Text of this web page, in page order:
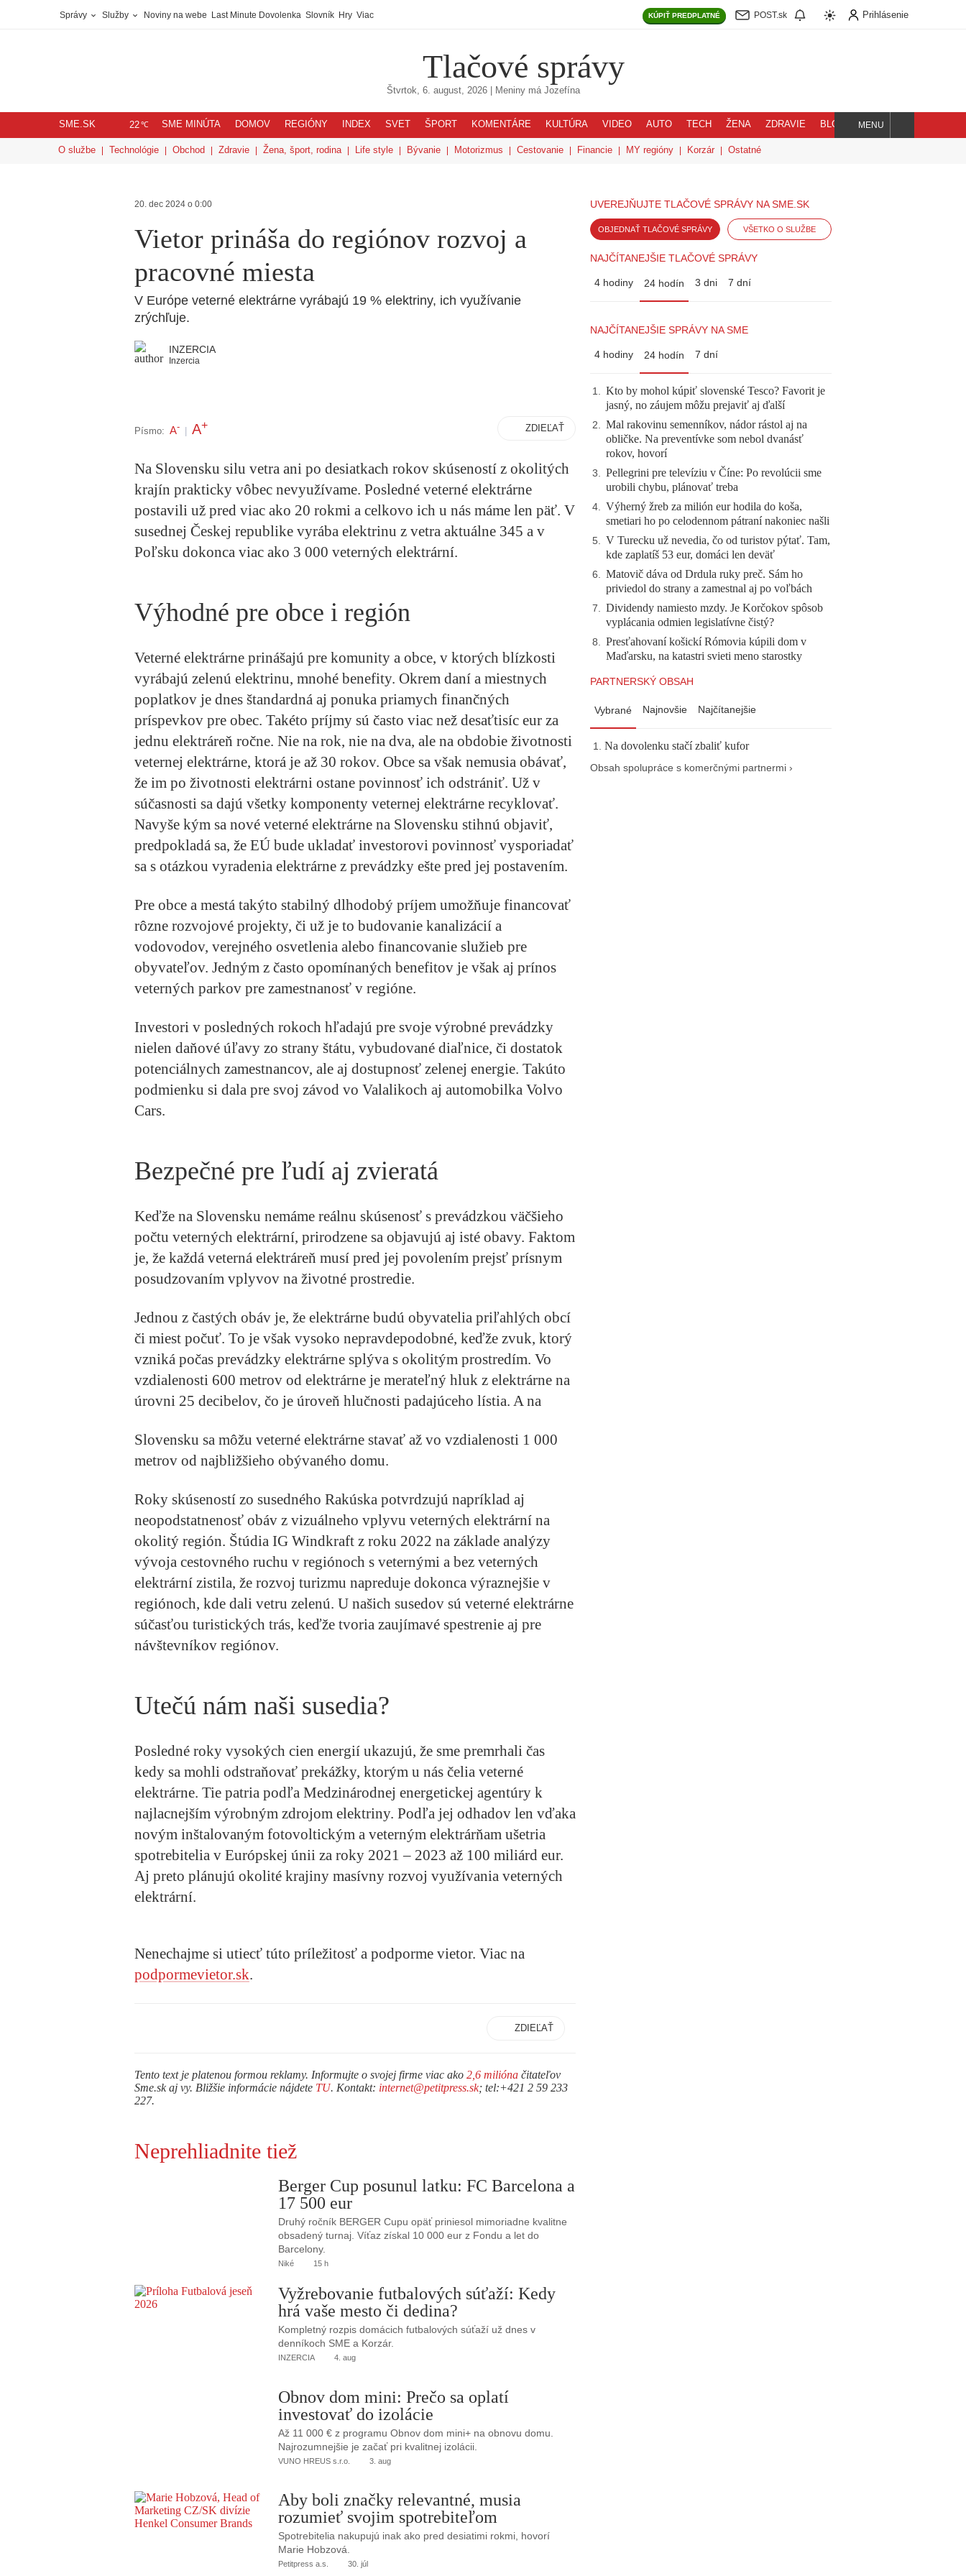
Správy Služby Noviny na webe Last Minute Dovolenka Slovník Hry Viac KÚPIŤ PREDPLATNÉ POST.sk Prihlásenie
Tlačové správy
Štvrtok, 6. august, 2026| Meniny má Jozefína
SME.SK 22℃ SME MINÚTA DOMOV REGIÓNY INDEX SVET ŠPORT KOMENTÁRE KULTÚRA VIDEO AUTO TECH ŽENA ZDRAVIE BLOG
Hľadaj
MENU
O službe Technológie Obchod Zdravie Žena, šport, rodina Life style Bývanie Motorizmus Cestovanie Financie MY regióny Korzár Ostatné
20. dec 2024 o 0:00
Vietor prináša do regiónov rozvoj a
pracovné miesta
V Európe veterné elektrárne vyrábajú 19 % elektriny, ich využívanie
zrýchľuje.
INZERCIA
Inzercia
Písmo: A- A+ ZDIEĽAŤ
Na Slovensku silu vetra ani po desiatkach rokov skúseností z okolitých
krajín prakticky vôbec nevyužívame. Posledné veterné elektrárne
postavili už pred viac ako 20 rokmi a celkovo ich u nás máme len päť. V
susednej Českej republike vyrába elektrinu z vetra aktuálne 345 a v
Poľsku dokonca viac ako 3 000 veterných elektrární.
Výhodné pre obce i región
Veterné elektrárne prinášajú pre komunity a obce, v ktorých blízkosti
vyrábajú zelenú elektrinu, mnohé benefity. Okrem daní a miestnych
poplatkov je dnes štandardná aj ponuka priamych finančných
príspevkov pre obec. Takéto príjmy sú často viac než desaťtisíc eur za
jednu elektráreň ročne. Nie na rok, nie na dva, ale na obdobie životnosti
veternej elektrárne, ktorá je až 30 rokov. Obce sa však nemusia obávať,
že im po životnosti elektrárni ostane povinnosť ich odstrániť. Už v
súčasnosti sa dajú všetky komponenty veternej elektrárne recyklovať.
Navyše kým sa nové veterné elektrárne na Slovensku stihnú objaviť,
predpokladá sa, že EÚ bude ukladať investorovi povinnosť vysporiadať
sa s otázkou vyradenia elektrárne z prevádzky ešte pred jej postavením.
Pre obce a mestá takýto stabilný dlhodobý príjem umožňuje financovať
rôzne rozvojové projekty, či už je to budovanie kanalizácií a
vodovodov, verejného osvetlenia alebo financovanie služieb pre
obyvateľov. Jedným z často opomínaných benefitov je však aj prínos
veterných parkov pre zamestnanosť v regióne.
Investori v posledných rokoch hľadajú pre svoje výrobné prevádzky
nielen daňové úľavy zo strany štátu, vybudované diaľnice, či dostatok
potenciálnych zamestnancov, ale aj dostupnosť zelenej energie. Takúto
podmienku si dala pre svoj závod vo Valalikoch aj automobilka Volvo
Cars.
Bezpečné pre ľudí aj zvieratá
Keďže na Slovensku nemáme reálnu skúsenosť s prevádzkou väčšieho
počtu veterných elektrární, prirodzene sa objavujú aj isté obavy. Faktom
je, že každá veterná elektráreň musí pred jej povolením prejsť prísnym
posudzovaním vplyvov na životné prostredie.
Jednou z častých obáv je, že elektrárne budú obyvatelia priľahlých obcí
či miest počuť. To je však vysoko nepravdepodobné, keďže zvuk, ktorý
vzniká počas prevádzky elektrárne splýva s okolitým prostredím. Vo
vzdialenosti 600 metrov od elektrárne je merateľný hluk z elektrárne na
úrovni 25 decibelov, čo je úroveň hlučnosti padajúceho lístia. A na
Slovensku sa môžu veterné elektrárne stavať až vo vzdialenosti 1 000
metrov od najbližšieho obývaného domu.
Roky skúseností zo susedného Rakúska potvrdzujú napríklad aj
neopodstatnenosť obáv z vizuálneho vplyvu veterných elektrární na
okolitý región. Štúdia IG Windkraft z roku 2022 na základe analýzy
vývoja cestovného ruchu v regiónoch s veternými a bez veterných
elektrární zistila, že rozvoj turizmu napreduje dokonca výraznejšie v
regiónoch, kde dali vetru zelenú. U našich susedov sú veterné elektrárne
súčasťou turistických trás, keďže tvoria zaujímavé spestrenie aj pre
návštevníkov regiónov.
Utečú nám naši susedia?
Posledné roky vysokých cien energií ukazujú, že sme premrhali čas
kedy sa mohli odstraňovať prekážky, ktorým u nás čelia veterné
elektrárne. Tie patria podľa Medzinárodnej energetickej agentúry k
najlacnejším výrobným zdrojom elektriny. Podľa jej odhadov len vďaka
novým inštalovaným fotovoltickým a veterným elektrárňam ušetria
spotrebitelia v Európskej únii za roky 2021 – 2023 až 100 miliárd eur.
Aj preto plánujú okolité krajiny masívny rozvoj využívania veterných
elektrární.
Nenechajme si utiecť túto príležitosť a podporme vietor. Viac na
podpormevietor.sk.
ZDIEĽAŤ
Tento text je platenou formou reklamy. Informujte o svojej firme viac ako 2,6 milióna čitateľov
Sme.sk aj vy. Bližšie informácie nájdete TU. Kontakt: internet@petitpress.sk; tel:+421 2 59 233
227.
UVEREJŇUJTE TLAČOVÉ SPRÁVY NA SME.SK
OBJEDNAŤ TLAČOVÉ SPRÁVY VŠETKO O SLUŽBE
NAJČÍTANEJŠIE TLAČOVÉ SPRÁVY
4 hodiny 24 hodín 3 dni 7 dní
NAJČÍTANEJŠIE SPRÁVY NA SME
4 hodiny 24 hodín 7 dní
1. Kto by mohol kúpiť slovenské Tesco? Favorit je
jasný, no záujem môžu prejaviť aj ďalší
2. Mal rakovinu semenníkov, nádor rástol aj na
obličke. Na preventívke som nebol dvanásť
rokov, hovorí
3. Pellegrini pre televíziu v Číne: Po revolúcii sme
urobili chybu, plánovať treba
4. Výherný žreb za milión eur hodila do koša,
smetiari ho po celodennom pátraní nakoniec našli
5. V Turecku už nevedia, čo od turistov pýtať. Tam,
kde zaplatíš 53 eur, domáci len deväť
6. Matovič dáva od Drdula ruky preč. Sám ho
priviedol do strany a zamestnal aj po voľbách
7. Dividendy namiesto mzdy. Je Korčokov spôsob
vyplácania odmien legislatívne čistý?
8. Presťahovaní košickí Rómovia kúpili dom v
Maďarsku, na katastri svieti meno starostky
PARTNERSKÝ OBSAH
Vybrané Najnovšie Najčítanejšie
Na dovolenku stačí zbaliť kufor
Obsah spolupráce s komerčnými partnermi ›
Neprehliadnite tiež
Berger Cup posunul latku: FC Barcelona a
17 500 eur
Druhý ročník BERGER Cupu opäť priniesol mimoriadne kvalitne
obsadený turnaj. Víťaz získal 10 000 eur z Fondu a let do
Barcelony.
Niké 15 h
Vyžrebovanie futbalových súťaží: Kedy
hrá vaše mesto či dedina?
Kompletný rozpis domácich futbalových súťaží už dnes v
denníkoch SME a Korzár.
INZERCIA 4. aug
Obnov dom mini: Prečo sa oplatí
investovať do izolácie
Až 11 000 € z programu Obnov dom mini+ na obnovu domu.
Najrozumnejšie je začať pri kvalitnej izolácii.
VUNO HREUS s.r.o. 3. aug
Aby boli značky relevantné, musia
rozumieť svojim spotrebiteľom
Spotrebitelia nakupujú inak ako pred desiatimi rokmi, hovorí
Marie Hobzová.
Petitpress a.s. 30. júl